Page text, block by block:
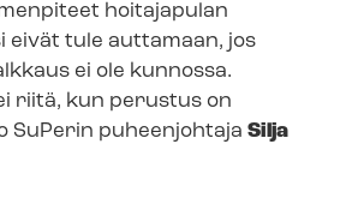
hoitajapulan
eivät tule auttamaan, jos
ei ole kunnossa.
riitä, kun perustus on
SuPerin puheenjohtaja Silja